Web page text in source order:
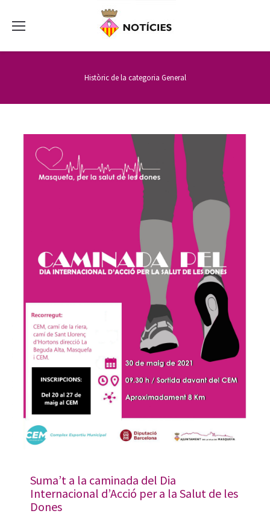
Històric de la categoria General
Suma’t a la caminada del Dia
Internacional d’Acció per a la Salut de les
Dones